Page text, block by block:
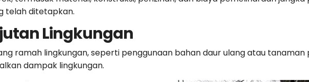
telah ditetapkan.
Lingkungan
ramah lingkungan, seperti penggunaan bahan daur ulang atau
dampak lingkungan.